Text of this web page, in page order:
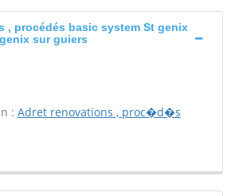
, procédés basic system St genix
sur guiers
: Adret renovations , proc�d�s